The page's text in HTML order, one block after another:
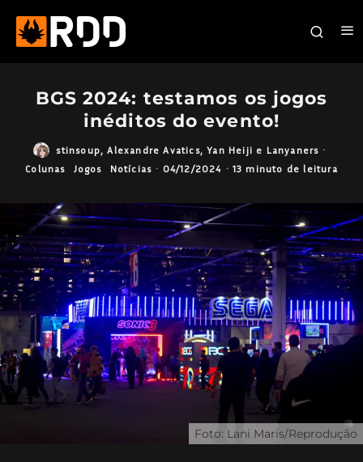
BGS 2024: testamos os jogos
inéditos do evento!
stinsoup,Alexandre Avatics,Yan Heiji e Lanyaners ·
Colunas
Jogos Notícias · 04/12/2024 · 13 minuto de leitura
Foto: Lani Maris/Reprodução